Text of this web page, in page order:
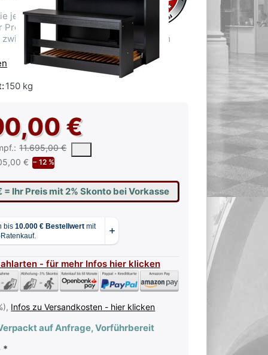
jedoch, dass die
Premiumlieferung je
1-2 Wochen ab Versanddatum
150 kg
€
11.695,00 €oder empfohlene Verkaufspreis eines Produkts,
€ − 12 %
= Ihr Preis mit 2% Skonto bei Vorkasse
- für mehr Infos hier klicken
Infos zu Versandkosten - hier klicken
auf Anfrage, Vorführbereit